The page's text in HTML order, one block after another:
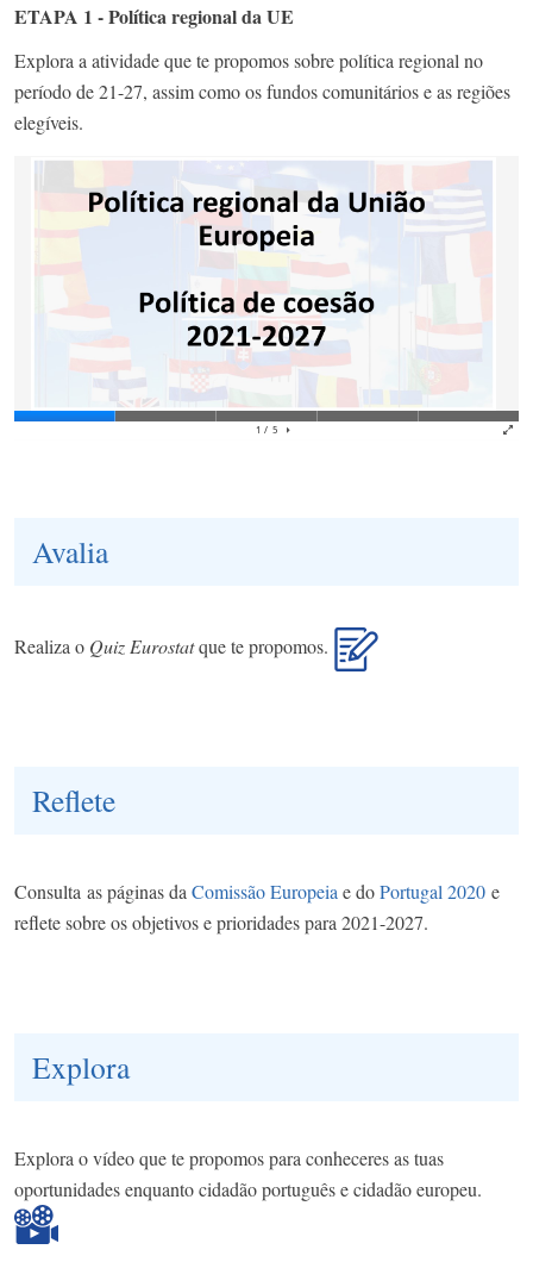
ETAPA 1 - Política regional da UE
Explora a atividade que te propomos sobre política regional no
período de 21-27, assim como os fundos comunitários e as regiões
elegíveis.
Avalia
Realiza o Quiz Eurostatque te propomos.
Reflete
Consulta as páginas da Comissão Europeia e doPortugal 2020 e
reflete sobre os objetivos e prioridades para 2021-2027.
Explora
Explora o vídeo que te propomos para conheceres as tuas
oportunidades enquanto cidadão português e cidadão europeu.